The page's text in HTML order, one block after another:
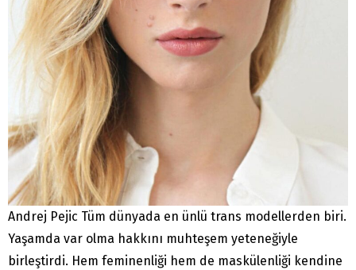
Andrej Pejic Tüm dünyada en ünlü trans modellerden biri.
Yaşamda var olma hakkını muhteşem yeteneğiyle
birleştirdi. Hem feminenliği hem de maskülenliği kendine